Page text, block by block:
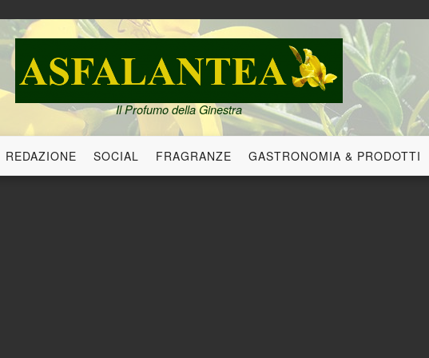
Il Profumo della Ginestra
REDAZIONE SOCIAL FRAGRANZE GASTRONOMIA & PRODOTTI